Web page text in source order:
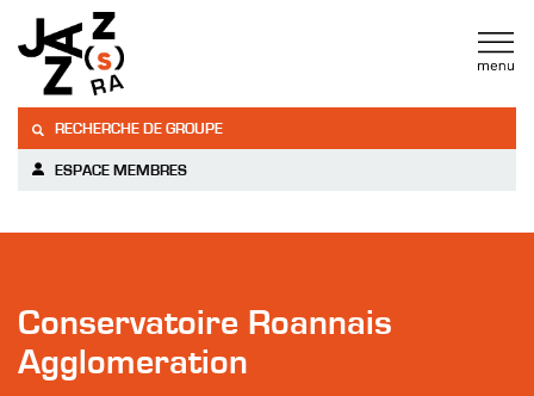
RECHERCHE DE GROUPE
ESPACE MEMBRES
Conservatoire Roannais
Agglomeration